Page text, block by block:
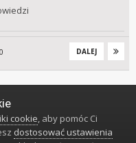
DALEJ
i Zegarków
cookie, aby pomóc Ci
dostosować ustawienia